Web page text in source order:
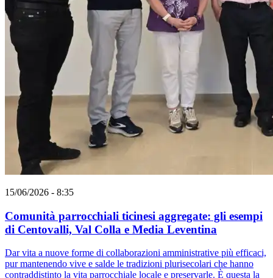
15/06/2026 - 8:35
Comunità parrocchiali ticinesi aggregate: gli esempi
di Centovalli, Val Colla e Media Leventina
Dar vita a nuove forme di collaborazioni amministrative più efficaci,
pur mantenendo vive e salde le tradizioni plurisecolari che hanno
contraddistinto la vita parrocchiale locale e preservarle. È questa la